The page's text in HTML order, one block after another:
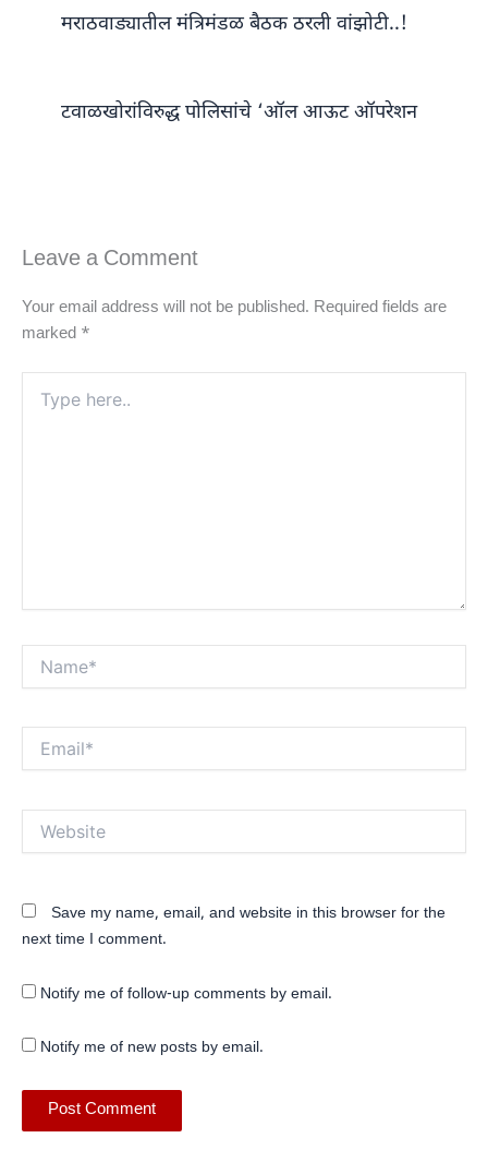
मराठवाड्यातील मंत्रिमंडळ बैठक ठरली वांझोटी..!
टवाळखोरांविरुद्ध पोलिसांचे ‘ऑल आऊट ऑपरेशन
Leave a Comment
Your email address will not be published. Required fields are
marked *
here..
Save my name, email, and website in this browser for the
next time I comment.
Notify me of follow-up comments by email.
Notify me of new posts by email.